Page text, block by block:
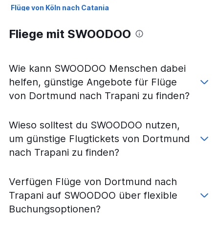
Flüge von Köln nach Catania
Flüge von Düsseldorf nach Palermo
Flüge von Weeze, Niederrhein nach Catania
Flüge von Stuttgart nach Lamezia Terme
Flüge von Karlsruhe nach Catania
Flüge von Nürnberg nach Palermo
Flüge von München nach Trapani
Flüge von Memmingen nach Catania
Flüge von Frankfurt am Main nach Trapani
Flüge von Weeze, Niederrhein nach Palermo
Fliege mit SWOODOO
Wie kann SWOODOO Menschen dabei
helfen, günstige Angebote für Flüge
von Dortmund nach Trapani zu finden?
Wieso solltest du SWOODOO nutzen,
um günstige Flugtickets von Dortmund
nach Trapani zu finden?
Verfügen Flüge von Dortmund nach
Trapani auf SWOODOO über flexible
Buchungsoptionen?